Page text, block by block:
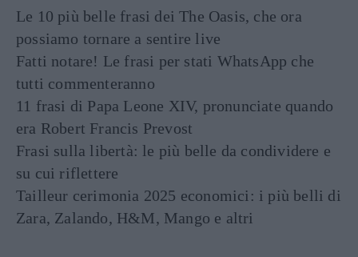
Le 10 più belle frasi dei The Oasis, che ora
possiamo tornare a sentire live
Fatti notare! Le frasi per stati WhatsApp che
tutti commenteranno
11 frasi di Papa Leone XIV, pronunciate quando
era Robert Francis Prevost
Frasi sulla libertà: le più belle da condividere e
su cui riflettere
Tailleur cerimonia 2025 economici: i più belli di
Zara, Zalando, H&M, Mango e altri